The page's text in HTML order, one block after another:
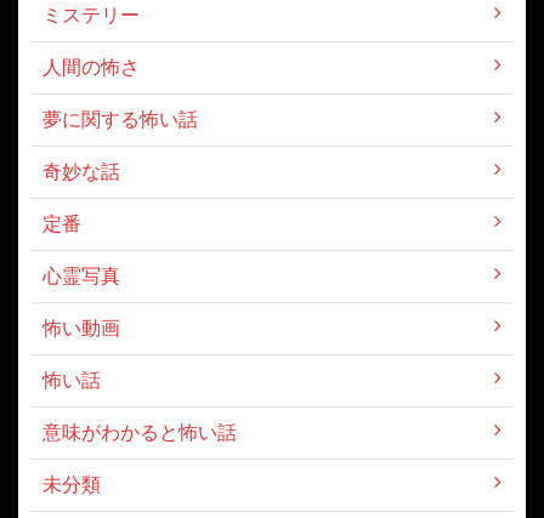
ミステリー
人間の怖さ
夢に関する怖い話
奇妙な話
定番
心霊写真
怖い動画
怖い話
意味がわかると怖い話
未分類